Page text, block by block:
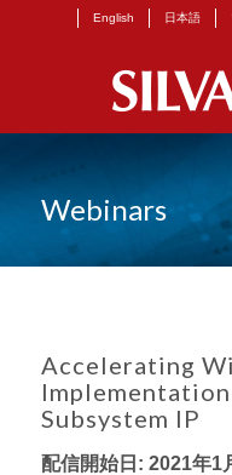
English 日本語
Webinars
Accelerating
Subsystem IP
配信開始日: 2021年1